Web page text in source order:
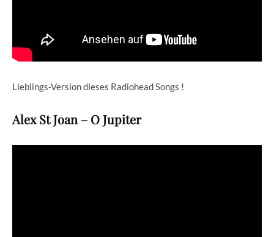
Lieblings-Version dieses Radiohead Songs !
Alex St Joan – O Jupiter